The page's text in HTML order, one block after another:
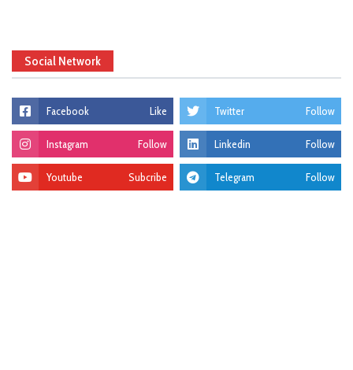
Social Network
Facebook Like Twitter Follow
Instagram Follow Linkedin Follow
Youtube Subcribe Telegram Follow